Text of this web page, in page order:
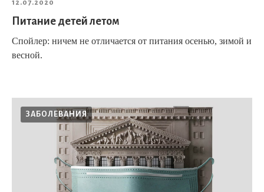
12.07.2020
Питание детей летом
Спойлер: ничем не отличается от питания осенью, зимой и
весной.
ЗАБОЛЕВАНИЯ